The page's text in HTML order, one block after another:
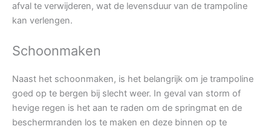
afval te verwijderen, wat de levensduur van de trampoline
kan verlengen.
Schoonmaken
Naast het schoonmaken, is het belangrijk om je trampoline
goed op te bergen bij slecht weer. In geval van storm of
hevige regen is het aan te raden om de springmat en de
beschermranden los te maken en deze binnen op te